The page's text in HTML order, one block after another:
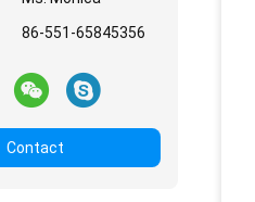
86-551-65845356
Contact